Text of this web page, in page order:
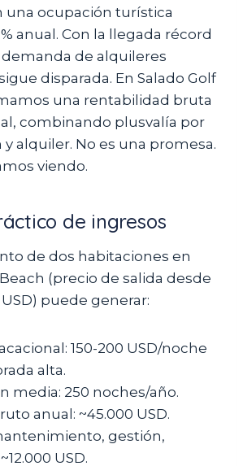
una ocupación turística
anual. Con la llegada récord
de alquileres
disparada. En Salado Golf
una rentabilidad bruta
combinando plusvalía por
y alquiler. No es una promesa.
viendo.
de ingresos
de dos habitaciones en
(precio de salida desde
puede generar:
150-200 USD/noche
alta.
media: 250 noches/año.
anual: ~45.000 USD.
gestión,
USD.